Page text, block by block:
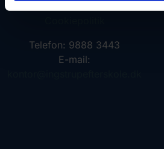
Telefon: 9888 3443
E-mail: